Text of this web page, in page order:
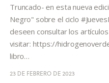
Truncado- en esta nueva
Negro" sobre el ciclo
deseen consultar los
visitar: https://
libro…
23 DE FEBRERO DE 2023